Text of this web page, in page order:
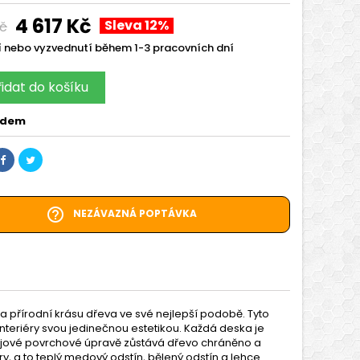
4 617 Kč Sleva 12%
nebo vyzvednutí během 1-3 pracovních dní
do košíku
help_outline NEZÁVAZNÁ POPTÁVKA
přírodní krásu dřeva ve své nejlepší podobě. Tyto
svou jedinečnou estetikou. Každá deska je
povrchové úpravě zůstává dřevo chráněno a